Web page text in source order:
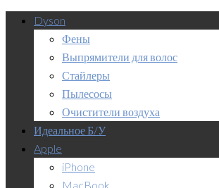
Dyson
Фены
Выпрямители для волос
Стайлеры
Пылесосы
Очистители воздуха
Идеальное Б/У
Apple
iPhone
MacBook